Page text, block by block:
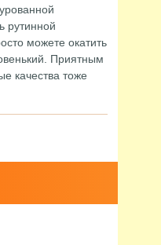
рутинной
можете окатить
Приятным
качества тоже